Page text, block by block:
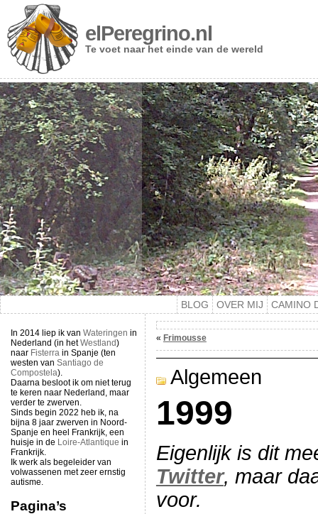
elPeregrino.nl
Te voet naar het einde van de wereld
BLOG OVER MIJ CAMINO
In 2014 liep ik van Wateringen in
Nederland (in hetWestland)
naar Fisterrain Spanje (ten
westen van Santiago de
Compostela).
Daarna besloot ik om niet terug
te keren naar Nederland, maar
verder te zwerven.
Sinds begin 2022 heb ik, na
bijna 8 jaar zwerven in Noord-
Spanje en heel Frankrijk, een
huisje in de Loire-Atlantique in
Frankrijk.
Ik werk als begeleider van
volwassenen met zeer ernstig
autisme.
Pagina’s
« Frimousse
Algemeen
1999
Eigenlijk is dit
Twitter, maar
voor.